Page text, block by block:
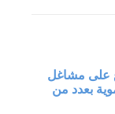
على مشاغل
بعدد من